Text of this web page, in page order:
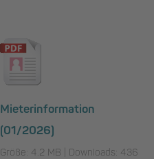
Mieterinformation
(01/2026)
Größe: 4.2 MB | Downloads: 436